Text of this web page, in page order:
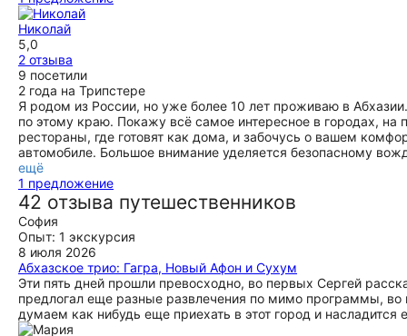
Николай
5,0
2 отзыва
9 посетили
2 года на Трипстере
Я родом из России, но уже более 10 лет проживаю в
по этому краю. Покажу всё самое интересное в городах,
рестораны, где готовят как дома, и забочусь о вашем
автомобиле. Большое внимание уделяется безопасному
ещё
1 предложение
42 отзыва путешественников
София
Опыт: 1 экскурсия
8 июля 2026
Абхазское трио: Гагра, Новый Афон и Сухум
Эти пять дней прошли превосходно, во первых Сергей
предлогал еще разные развлечения по мимо программы,
думаем как нибудь еще приехать в этот город и